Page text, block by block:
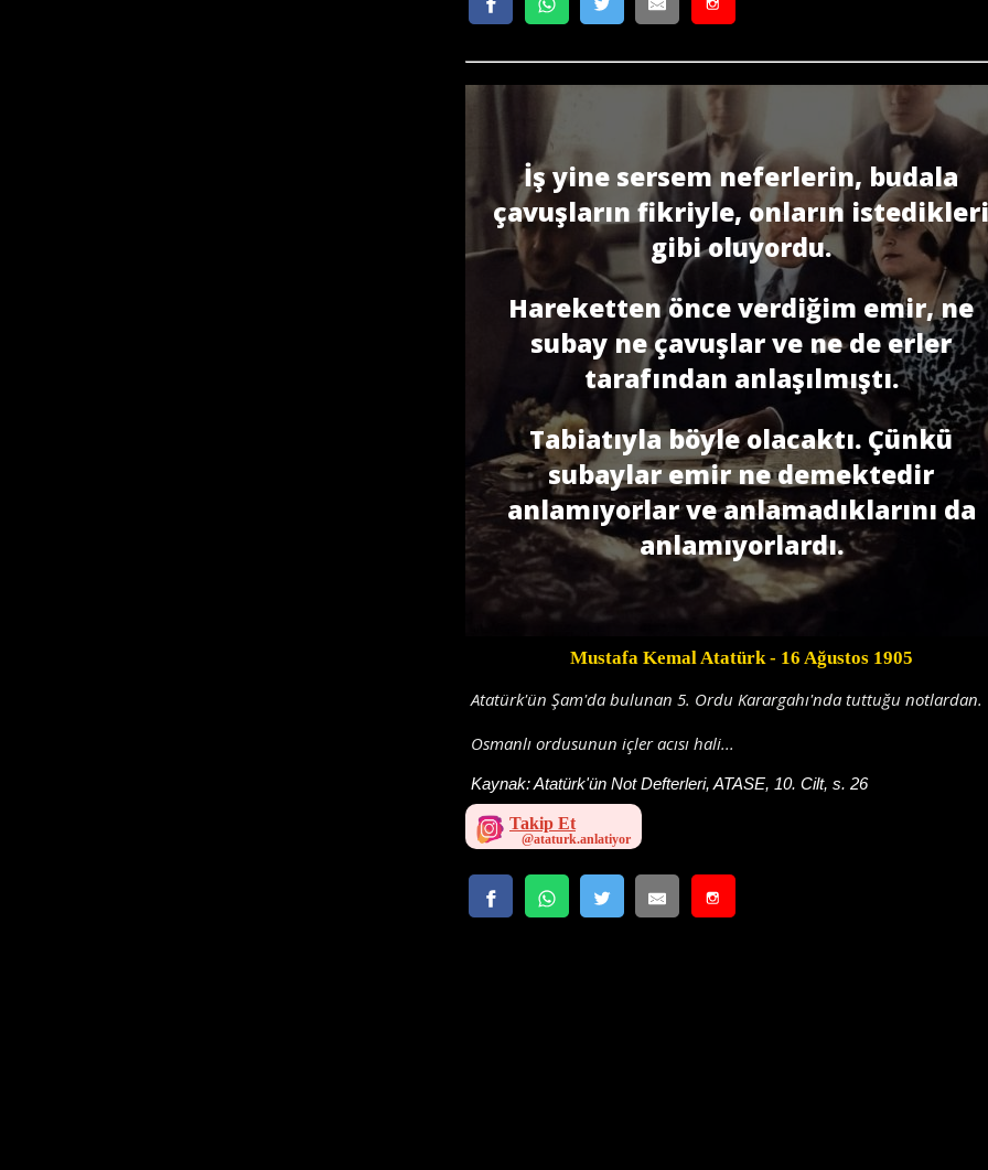
İş yine sersem neferlerin, budala
çavuşların fikriyle, onların istedikleri
gibi oluyordu.
Hareketten önce verdiğim emir, ne
subay ne çavuşlar ve ne de erler
tarafından anlaşılmıştı.
Tabiatıyla böyle olacaktı. Çünkü
subaylar emir ne demektedir
anlamıyorlar ve anlamadıklarını da
anlamıyorlardı.
Mustafa Kemal Atatürk- 16 Ağustos 1905
Atatürk'ün Şam'da bulunan 5. Ordu Karargahı'nda tuttuğu notlardan.
Osmanlı ordusunun içler acısı hali...
Kaynak:Atatürk'ün Not Defterleri, ATASE, 10. Cilt, s. 26
Takip Et